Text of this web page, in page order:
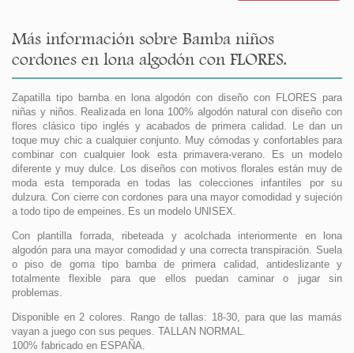
Más información sobre Bamba niños
cordones en lona algodón con FLORES.
Zapatilla tipo bamba en lona algodón con diseño con FLORES para
niñas y niños. Realizada en lona 100% algodón natural con diseño con
flores clásico tipo inglés y acabados de primera calidad. Le dan un
toque muy chic a cualquier conjunto. Muy cómodas y confortables para
combinar con cualquier look esta primavera-verano. Es un modelo
diferente y muy dulce. Los diseños con motivos florales están muy de
moda esta temporada en todas las colecciones infantiles por su
dulzura. Con cierre con cordones para una mayor comodidad y sujeción
a todo tipo de empeines. Es un modelo UNISEX.
Con plantilla forrada, ribeteada y acolchada interiormente en lona
algodón para una mayor comodidad y una correcta transpiración. Suela
o piso de goma tipo bamba de primera calidad, antideslizante y
totalmente flexible para que ellos puedan caminar o jugar sin
problemas.
Disponible en 2 colores. Rango de tallas: 18-30, para que las mamás
vayan a juego con sus peques. TALLAN NORMAL.
100% fabricado en ESPAÑA.